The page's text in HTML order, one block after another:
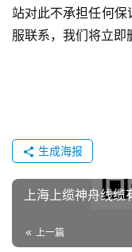
站对此不承担任何
服联系，我们将立即
生成海报
上海上缆神舟线缆
上一篇